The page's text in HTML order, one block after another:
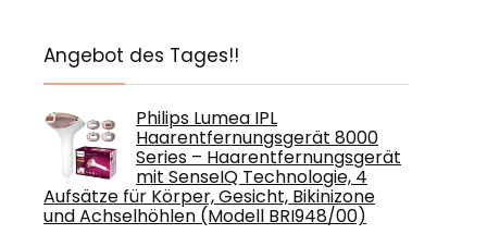
Angebot des Tages!!
Philips Lumea IPL
Haarentfernungsgerät 8000
Series – Haarentfernungsgerät
mit SenseIQ Technologie, 4
Aufsätze für Körper, Gesicht, Bikinizone
und Achselhöhlen (Modell BRI948/00)